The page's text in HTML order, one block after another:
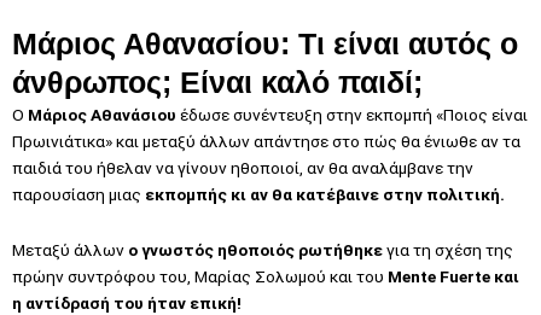
Μάριος Αθανασίου: Τι είναι αυτός ο
άνθρωπος; Είναι καλό παιδί;
Ο Μάριος Αθανάσιου έδωσε συνέντευξη στην εκπομπή «Ποιος είναι
Πρωινιάτικα» και μεταξύ άλλων απάντησε στο πώς θα ένιωθε αν τα
παιδιά του ήθελαν να γίνουν ηθοποιοί, αν θα αναλάμβανε την
παρουσίαση μιας εκπομπής κι αν θα κατέβαινε στην πολιτική.
Μεταξύ άλλων ο γνωστός ηθοποιός ρωτήθηκεγια τη σχέση της
πρώην συντρόφου του, Μαρίας Σολωμού και του Mente Fuerte και
η αντίδρασή του ήταν επική!